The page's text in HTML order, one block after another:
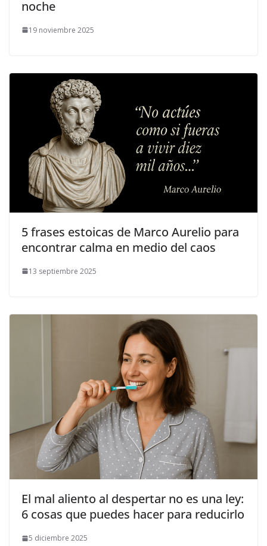
noche
19 noviembre 2025
5 frases estoicas de Marco Aurelio para
encontrar calma en medio del caos
13 septiembre 2025
El mal aliento al despertar no es una ley:
6 cosas que puedes hacer para reducirlo
5 diciembre 2025